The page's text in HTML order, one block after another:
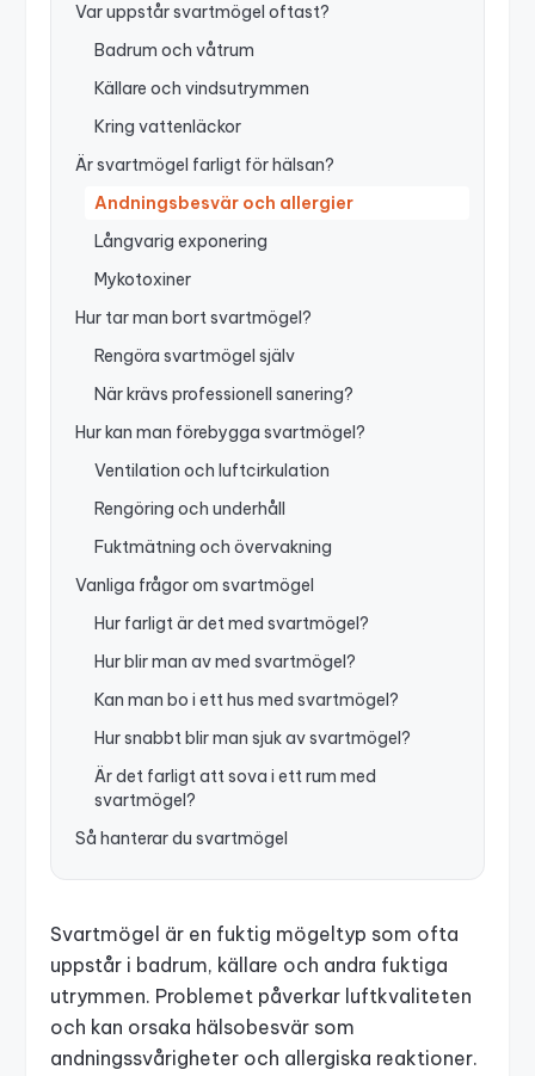
Var uppstår svartmögel oftast?
Badrum och våtrum
Källare och vindsutrymmen
Kring vattenläckor
Är svartmögel farligt för hälsan?
Andningsbesvär och allergier
Långvarig exponering
Mykotoxiner
Hur tar man bort svartmögel?
Rengöra svartmögel själv
När krävs professionell sanering?
Hur kan man förebygga svartmögel?
Ventilation och luftcirkulation
Rengöring och underhåll
Fuktmätning och övervakning
Vanliga frågor om svartmögel
Hur farligt är det med svartmögel?
Hur blir man av med svartmögel?
Kan man bo i ett hus med svartmögel?
Hur snabbt blir man sjuk av svartmögel?
Är det farligt att sova i ett rum med
svartmögel?
Så hanterar du svartmögel
Svartmögel är en fuktig mögeltyp som ofta
uppstår i badrum, källare och andra fuktiga
utrymmen. Problemet påverkar luftkvaliteten
och kan orsaka hälsobesvär som
andningssvårigheter och allergiska reaktioner.